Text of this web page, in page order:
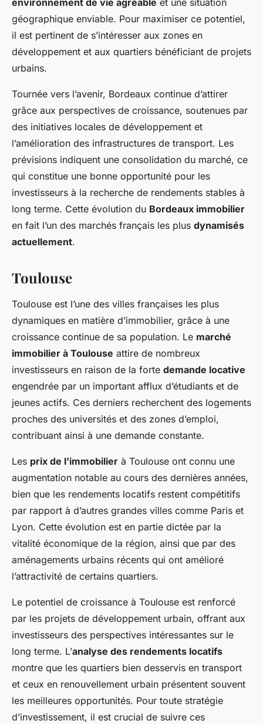
environnement de vie agréable et une situation
géographique enviable. Pour maximiser ce potentiel,
il est pertinent de s’intéresser aux zones en
développement et aux quartiers bénéficiant de projets
urbains.
Tournée vers l’avenir, Bordeaux continue d’attirer
grâce aux perspectives de croissance, soutenues par
des initiatives locales de développement et
l’amélioration des infrastructures de transport. Les
prévisions indiquent une consolidation du marché, ce
qui constitue une bonne opportunité pour les
investisseurs à la recherche de rendements stables à
long terme. Cette évolution du Bordeaux immobilier
en fait l’un des marchés français les plus dynamisés
actuellement.
Toulouse
Toulouse est l’une des villes françaises les plus
dynamiques en matière d’immobilier, grâce à une
croissance continue de sa population. Le marché
immobilier à Toulouse attire de nombreux
investisseurs en raison de la forte demande locative
engendrée par un important afflux d’étudiants et de
jeunes actifs. Ces derniers recherchent des logements
proches des universités et des zones d’emploi,
contribuant ainsi à une demande constante.
Les prix de l’immobilier à Toulouse ont connu une
augmentation notable au cours des dernières années,
bien que les rendements locatifs restent compétitifs
par rapport à d’autres grandes villes comme Paris et
Lyon. Cette évolution est en partie dictée par la
vitalité économique de la région, ainsi que par des
aménagements urbains récents qui ont amélioré
l’attractivité de certains quartiers.
Le potentiel de croissance à Toulouse est renforcé
par les projets de développement urbain, offrant aux
investisseurs des perspectives intéressantes sur le
long terme. L’analyse des rendements locatifs
montre que les quartiers bien desservis en transport
et ceux en renouvellement urbain présentent souvent
les meilleures opportunités. Pour toute stratégie
d’investissement, il est crucial de suivre ces